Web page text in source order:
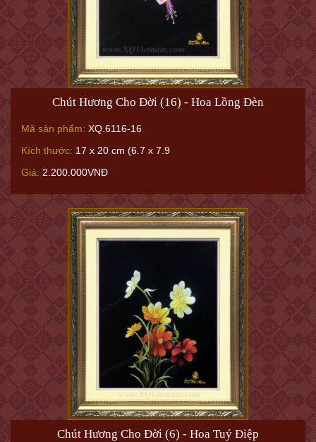
Chút Hương Cho Đời (16) - Hoa Lồng Đèn
Mã sản phẩm: XQ.6116-16
Kích thước: 17 x 20 cm (6.7 x 7.9
Giá: 2.200.000VNĐ
Chút Hương Cho Đời (6) - Hoa Tuý Điệp